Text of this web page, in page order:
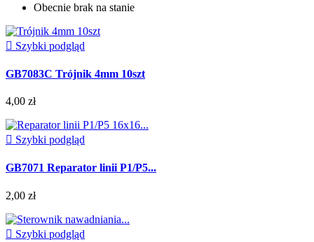
Obecnie brak na stanie
 Szybki podgląd
GB7083C Trójnik 4mm 10szt
4,00 zł
 Szybki podgląd
GB7071 Reparator linii P1/P5...
2,00 zł
 Szybki podgląd